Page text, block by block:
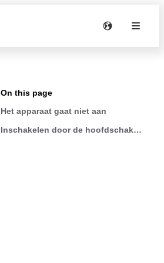
On this page
Het apparaat gaat niet aan
Inschakelen door de hoofdschakelaar